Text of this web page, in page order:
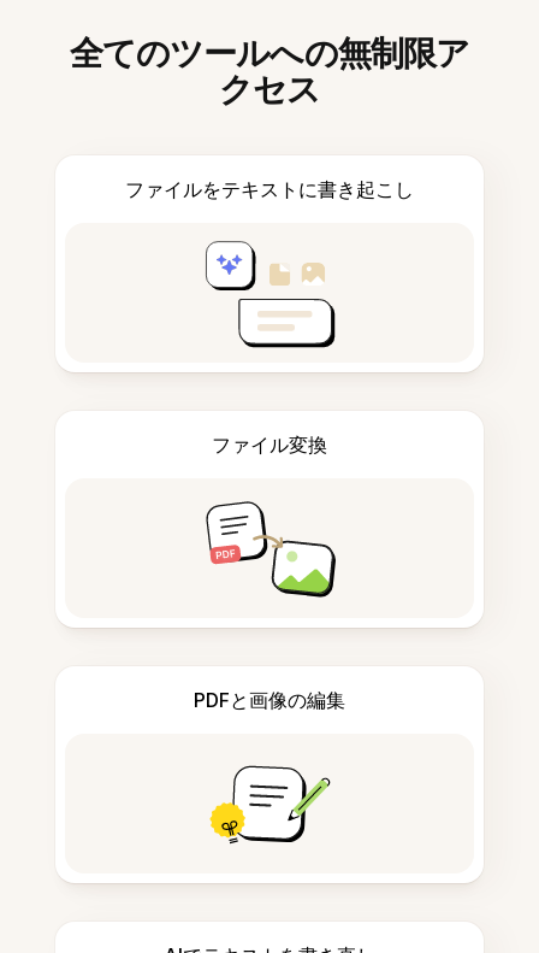
全てのツールへの無制限ア
クセス
ファイルをテキストに書き起こし
ファイル変換
PDFと画像の編集